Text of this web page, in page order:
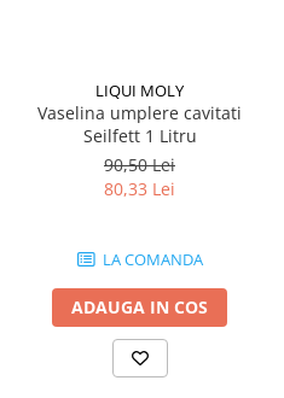
LIQUI MOLY
Vaselina umplere cavitati
Seilfett 1 Litru
90,50 Lei
80,33 Lei
LA COMANDA
ADAUGA IN COS